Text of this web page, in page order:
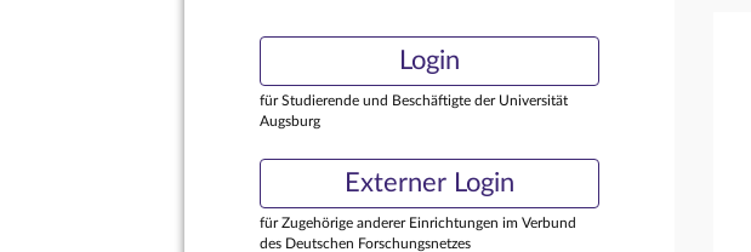
Login
für Studierende und Beschäftigte der Universität
Augsburg
Externer Login
für Zugehörige anderer Einrichtungen im Verbund
des Deutschen Forschungsnetzes